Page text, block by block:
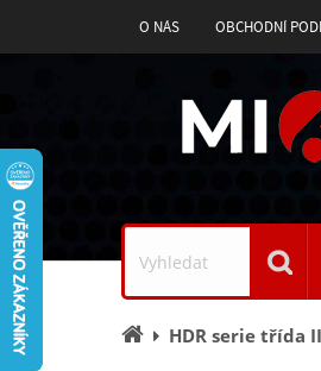
O NÁS OBCHODNÍ
Vyhledávání
ÚvodníHDR serie třída